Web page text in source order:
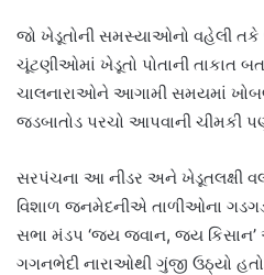
જો ખેડૂતોની સમસ્યાઓનો વહેલી
ચૂંટણીઓમાં ખેડૂતો પોતાની તાકાત
ચાલનારાઓને આગામી સમયમાં
જડબાતોડ પરચો આપવાની ચીમકી
સરપંચના આ નીડર અને ખેડૂતલક્ષી
વિશાળ જનમેદનીએ તાળીઓના
સભા મંડપ ‘જય જવાન, જય કિસાન’
ગગનભેદી નારાઓથી ગુંજી ઉઠ્યો